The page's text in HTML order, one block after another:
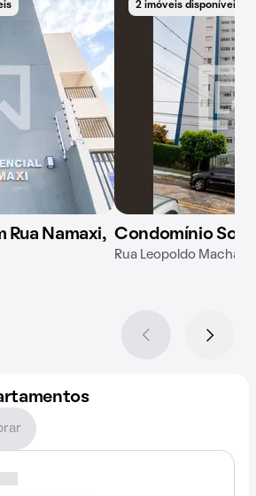
Rua Namaxi,
2 imóveis disponíveis
Condomínio
Rua Leopoldo